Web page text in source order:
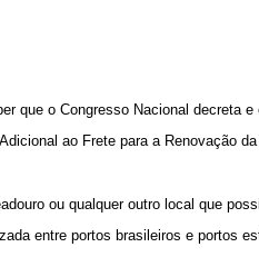
que o Congresso Nacional decreta
ao Frete para a Renovação
ou qualquer outro local que
entre portos brasileiros e portos